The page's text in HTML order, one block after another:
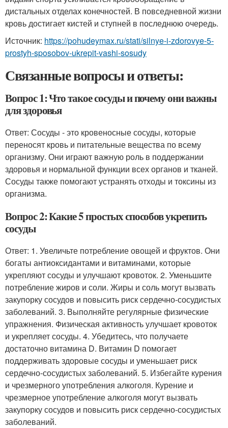
дистальных отделах конечностей. В повседневной жизни
кровь достигает кистей и ступней в последнюю очередь.
Источник: https://pohudeymax.ru/stati/silnye-i-zdorovye-5-
prostyh-sposobov-ukrepit-vashi-sosudy
Связанные вопросы и ответы:
Вопрос 1: Что такое сосуды и почему они важны
для здоровья
Ответ: Сосуды - это кровеносные сосуды, которые
переносят кровь и питательные вещества по всему
организму. Они играют важную роль в поддержании
здоровья и нормальной функции всех органов и тканей.
Сосуды также помогают устранять отходы и токсины из
организма.
Вопрос 2: Какие 5 простых способов укрепить
сосуды
Ответ: 1. Увеличьте потребление овощей и фруктов. Они
богаты антиоксидантами и витаминами, которые
укрепляют сосуды и улучшают кровоток. 2. Уменьшите
потребление жиров и соли. Жиры и соль могут вызвать
закупорку сосудов и повысить риск сердечно-сосудистых
заболеваний. 3. Выполняйте регулярные физические
упражнения. Физическая активность улучшает кровоток
и укрепляет сосуды. 4. Убедитесь, что получаете
достаточно витамина D. Витамин D помогает
поддерживать здоровые сосуды и уменьшает риск
сердечно-сосудистых заболеваний. 5. Избегайте курения
и чрезмерного употребления алкоголя. Курение и
чрезмерное употребление алкоголя могут вызвать
закупорку сосудов и повысить риск сердечно-сосудистых
заболеваний.